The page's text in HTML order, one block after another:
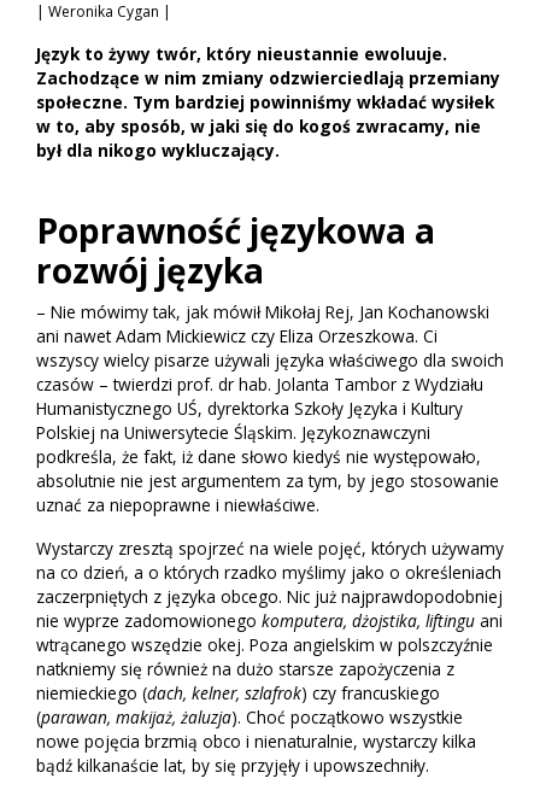
| Weronika Cygan |
Język to żywy twór, który nieustannie ewoluuje.
Zachodzące w nim zmiany odzwierciedlają przemiany
społeczne. Tym bardziej powinniśmy wkładać wysiłek
w to, aby sposób, w jaki się do kogoś zwracamy, nie
był dla nikogo wykluczający.
Poprawność językowa a
rozwój języka
– Nie mówimy tak, jak mówił Mikołaj Rej, Jan Kochanowski
ani nawet Adam Mickiewicz czy Eliza Orzeszkowa. Ci
wszyscy wielcy pisarze używali języka właściwego dla swoich
czasów – twierdzi prof. dr hab. Jolanta Tambor z Wydziału
Humanistycznego UŚ, dyrektorka Szkoły Języka i Kultury
Polskiej na Uniwersytecie Śląskim. Językoznawczyni
podkreśla, że fakt, iż dane słowo kiedyś nie występowało,
absolutnie nie jest argumentem za tym, by jego stosowanie
uznać za niepoprawne i niewłaściwe.
Wystarczy zresztą spojrzeć na wiele pojęć, których używamy
na co dzień, a o których rzadko myślimy jako o określeniach
zaczerpniętych z języka obcego. Nic już najprawdopodobniej
nie wyprze zadomowionego komputera, dżojstika, liftingu ani
wtrącanego wszędzie okej. Poza angielskim w polszczyźnie
natkniemy się również na dużo starsze zapożyczenia z
niemieckiego (dach, kelner, szlafrok) czy francuskiego
(parawan, makijaż, żaluzja). Choć początkowo wszystkie
nowe pojęcia brzmią obco i nienaturalnie, wystarczy kilka
bądź kilkanaście lat, by się przyjęły i upowszechniły.